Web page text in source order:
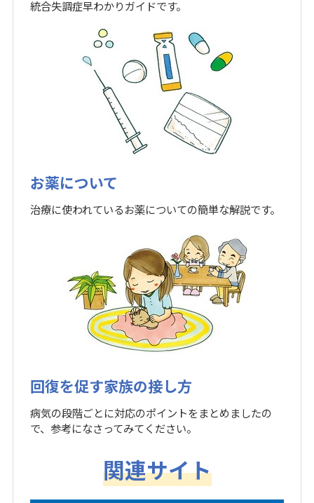
統合失調症早わかりガイドです。
お薬について
治療に使われているお薬についての簡単な解説です。
回復を促す家族の接し方
病気の段階ごとに対応のポイントをまとめましたの
で、参考になさってみてください。
関連サイト